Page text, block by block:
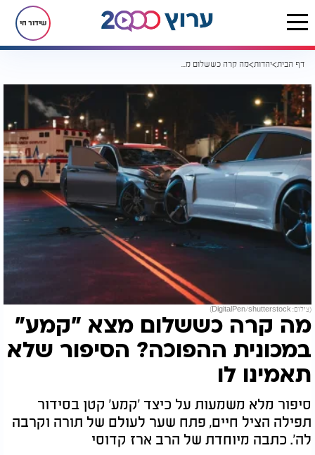
שידור חי
דף הבית יהדות מה קרה כששלום מצא "קמע" במכונית ההפוכה? הסיפור שלא תאמינו לו
(צילום: DigitalPen/shutterstock)
מה קרה כששלום מצא "קמע"
במכונית ההפוכה? הסיפור שלא
תאמינו לו
סיפור מלא משמעות על כיצד 'קמע' קטן בסידור
תפילה הציל חיים, פתח שער לעולם של תורה וקרבה
לה'. כתבה מיוחדת של הרב ארז קדוסי